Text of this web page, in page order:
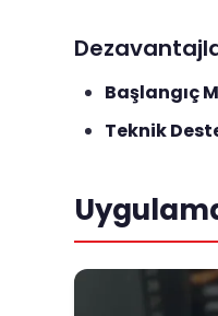
Başlangıç
Teknik